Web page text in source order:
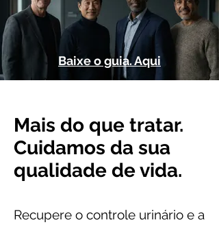
Baixe o guia. Aqui
Mais do que tratar.
Cuidamos da sua
qualidade de vida.
Recupere o controle urinário e a